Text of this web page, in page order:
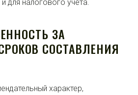
для налогового учета.
ЗА
СОСТАВЛЕНИЯ
характер,